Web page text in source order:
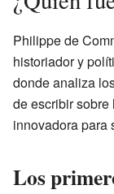
Philippe de
historiador y
donde analiza
de escribir
innovadora para
Los